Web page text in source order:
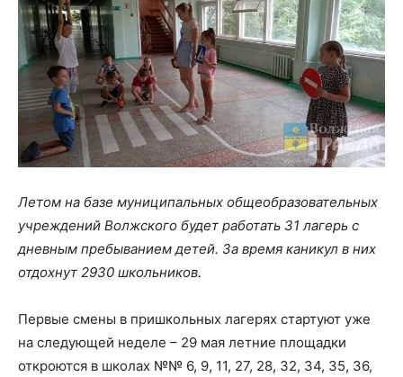
Летом на базе муниципальных общеобразовательных
учреждений Волжского будет работать 31 лагерь с
дневным пребыванием детей. За время каникул в них
отдохнут 2930 школьников.
Первые смены в пришкольных лагерях стартуют уже
на следующей неделе – 29 мая летние площадки
откроются в школах №№ 6, 9, 11, 27, 28, 32, 34, 35, 36,